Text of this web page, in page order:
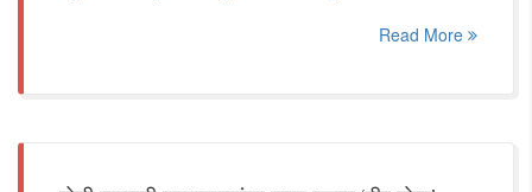
Read More